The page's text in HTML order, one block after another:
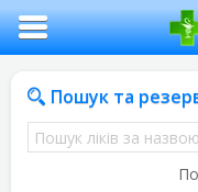
Пошук та
Пошук
ліків